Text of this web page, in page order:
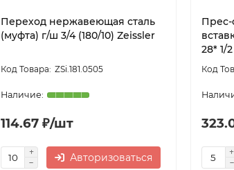
Переход нержавеющая сталь
(муфта) г/ш 3/4 (180/10) Zeissler
ZSi.181.0505
114.67 ₽/шт
Авторизоваться
Прес-
28* 1/